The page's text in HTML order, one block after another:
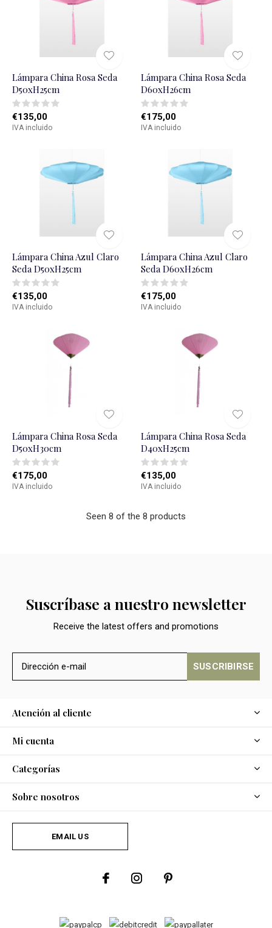
Lámpara China Rosa Seda
D50xH25cm
€135,00
IVA incluido
Lámpara China Rosa Seda
D60xH26cm
€175,00
IVA incluido
Lámpara China Azul Claro
Seda D50xH25cm
€135,00
IVA incluido
Lámpara China Azul Claro
Seda D60xH26cm
€175,00
IVA incluido
Lámpara China Rosa Seda
D50xH30cm
€175,00
IVA incluido
Lámpara China Rosa Seda
D40xH25cm
€135,00
IVA incluido
Seen 8 of the 8 products
Suscríbase a nuestro newsletter
Receive the latest offers and promotions
SUSCRIBIRSE
Atención al cliente
Mi cuenta
Categorías
Sobre nosotros
EMAIL US